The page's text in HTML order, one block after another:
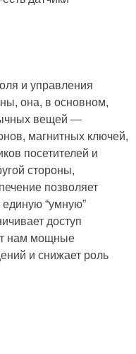
и управления
она, в основном,
вещей —
магнитных ключей,
посетителей и
стороны,
позволяет
единую “умную”
доступ
нам мощные
и снижает роль